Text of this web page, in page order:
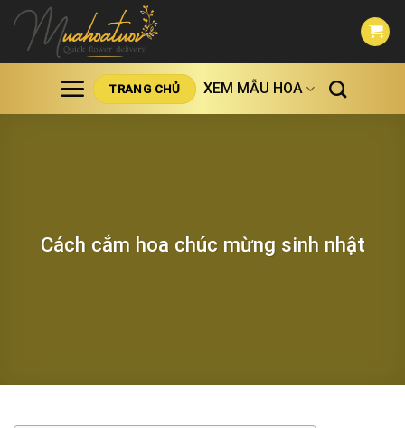
Skip
content
TRANG CHỦ XEM MẪU HOA
Cách cắm hoa chúc mừng sinh nhật